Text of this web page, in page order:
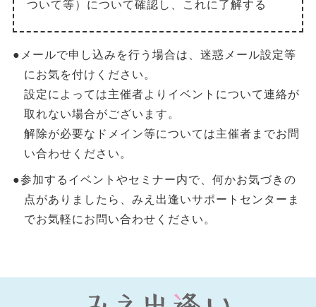
ついて等）について確認し、これに了解する
●メールで申し込みを行う場合は、迷惑メール設定等
にお気を付けください。
設定によっては主催者よりイベントについて連絡が
取れない場合がございます。
解除が必要なドメイン等については主催者までお問
い合わせください。
●参加するイベントやセミナー内で、何かお気づきの
点がありましたら、みえ出逢いサポートセンターま
でお気軽にお問い合わせください。